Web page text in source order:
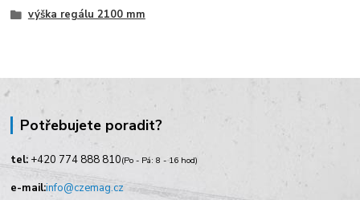
výška regálu 2100 mm
Potřebujete poradit?
tel: +420 774 888 810(Po - Pá: 8 - 16 hod)
e-mail:info@czemag.cz